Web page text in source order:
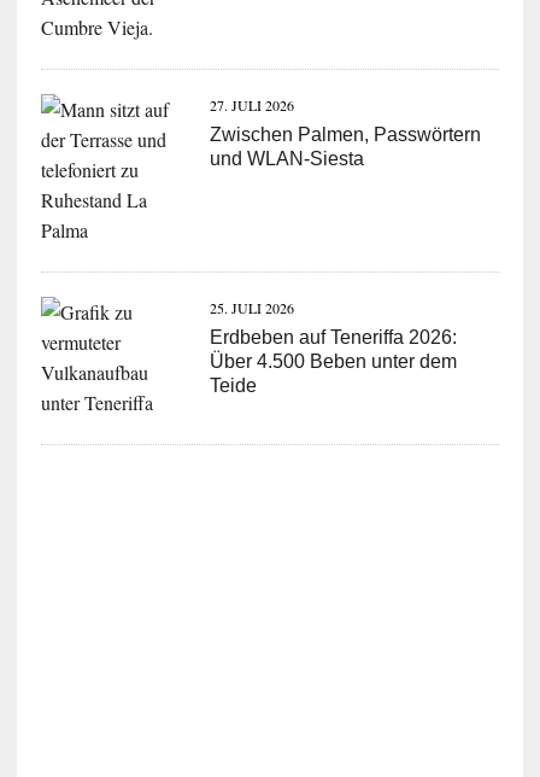
27. JULI 2026
Zwischen Palmen, Passwörtern
und WLAN-Siesta
25. JULI 2026
Erdbeben auf Teneriffa 2026:
Über 4.500 Beben unter dem
Teide